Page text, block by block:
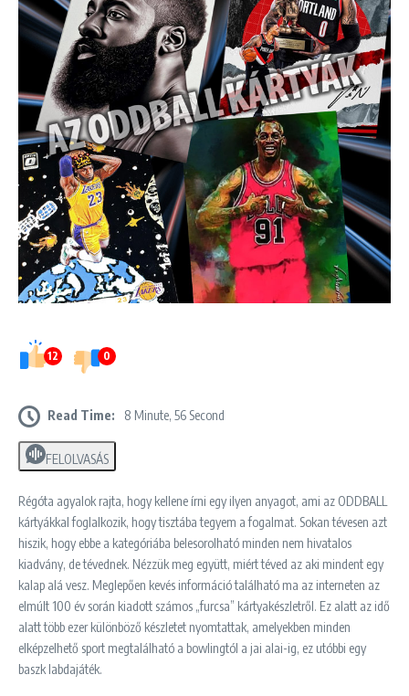
12 0
Read Time: 8 Minute, 56 Second
FELOLVASÁS
Régóta agyalok rajta, hogy kellene írni egy ilyen anyagot, ami az ODDBALL
kártyákkal foglalkozik, hogy tisztába tegyem a fogalmat. Sokan tévesen azt
hiszik, hogy ebbe a kategóriába belesorolható minden nem hivatalos
kiadvány, de tévednek. Nézzük meg együtt, miért téved az aki mindent egy
kalap alá vesz. Meglepően kevés információ található ma az interneten az
elmúlt 100 év során kiadott számos „furcsa” kártyakészletről. Ez alatt az idő
alatt több ezer különböző készletet nyomtattak, amelyekben minden
elképzelhető sport megtalálható a bowlingtól a jai alai-ig, ez utóbbi egy
baszk labdajáték.